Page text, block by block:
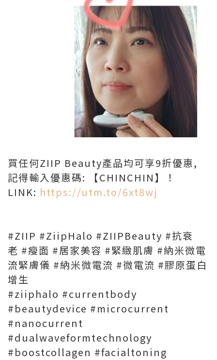
買任何ZIIP Beauty產品均可享9折優惠,
記得輸入優惠碼: 【CHINCHIN】！
LINK: https://utm.to/6xt8wj
#ZIIP #ZiipHalo #ZIIPBeauty #抗衰
老 #瘦面 #居家美容 #緊緻肌膚 #納米微電
流緊膚儀 #納米微電流 #微電流 #膠原蛋白
增生
#ziiphalo #currentbody
#beautydevice #microcurrent
#nanocurrent
#dualwaveformtechnology
#boostcollagen #facialtoning